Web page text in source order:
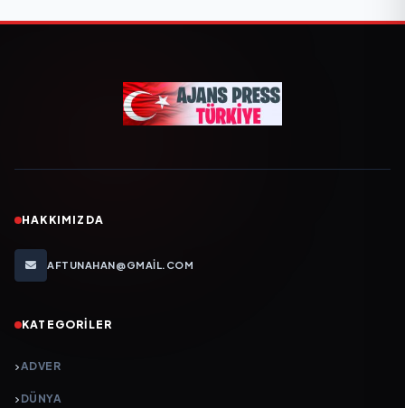
HAKKIMIZDA
AFTUNAHAN@GMAIL.COM
KATEGORILER
ADVER
DÜNYA